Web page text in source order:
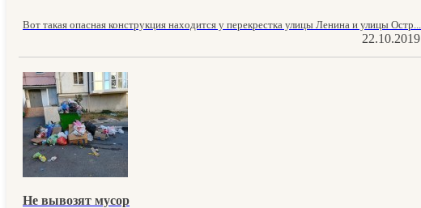
Вот такая опасная конструкция находится у перекрестка улицы Ленина и улицы Остр...
22.10.2019
Не вывозят мусор